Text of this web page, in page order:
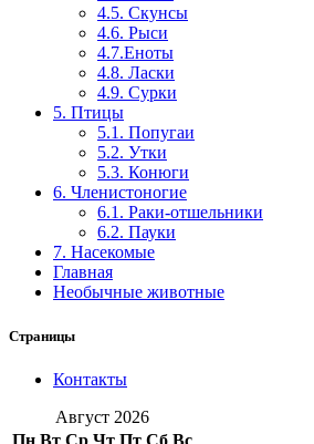
4.5. Скунсы
4.6. Рыси
4.7.Еноты
4.8. Ласки
4.9. Сурки
5. Птицы
5.1. Попугаи
5.2. Утки
5.3. Конюги
6. Членистоногие
6.1. Раки-отшельники
6.2. Пауки
7. Насекомые
Главная
Необычные животные
Страницы
Контакты
Август 2026
Пн Вт Ср Чт Пт Сб Вс